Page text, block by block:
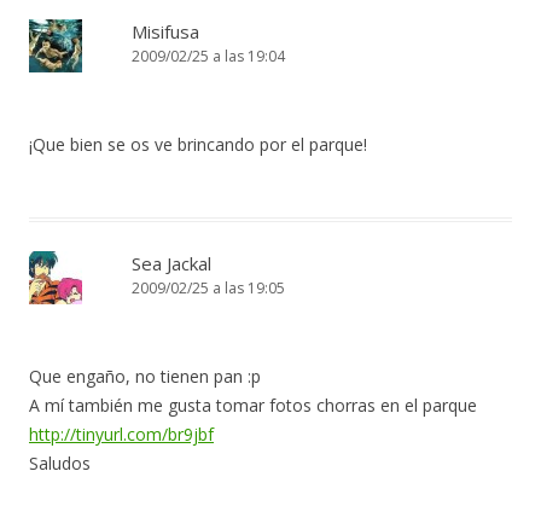
Misifusa
2009/02/25 a las 19:04
¡Que bien se os ve brincando por el parque!
Sea Jackal
2009/02/25 a las 19:05
Que engaño, no tienen pan :p
A mí también me gusta tomar fotos chorras en el parque
http://tinyurl.com/br9jbf
Saludos